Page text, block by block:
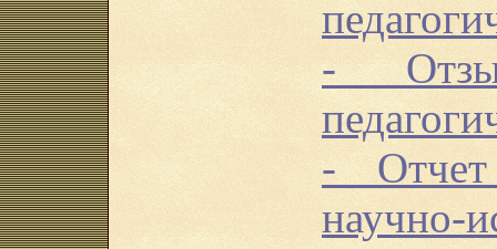
-
-
научно-